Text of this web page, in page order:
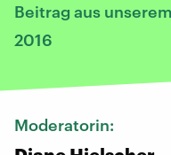
Beitrag aus
2016
Moderatorin: